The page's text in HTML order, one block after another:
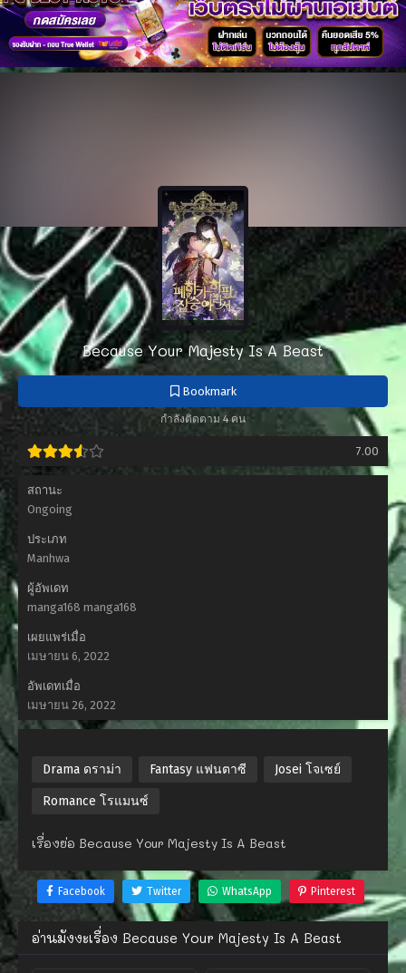
Because Your Majesty Is A Beast
Bookmark
กำลังติดตาม 4 คน
7.00
สถานะ
Ongoing
ประเภท
Manhwa
ผู้อัพเดท
manga168 manga168
เผยแพร่เมื่อ
เมษายน 6, 2022
อัพเดทเมื่อ
เมษายน 26, 2022
Drama ดราม่า Fantasy แฟนตาซี Josei โจเซย์
Romance โรแมนซ์
เรื่องย่อ Because Your Majesty Is A Beast
Facebook Twitter WhatsApp Pinterest
อ่านมังงะเรื่อง Because Your Majesty Is A Beast